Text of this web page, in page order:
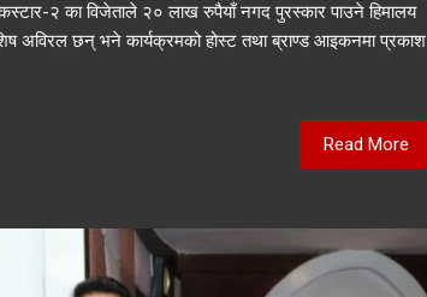
२ का विजेताले २० लाख रुपैयाँ नगद पुरस्कार पाउने हिमालय
अविरल छन् भने कार्यक्रमको होस्ट तथा ब्राण्ड आइकनमा प्रकाश
Read More